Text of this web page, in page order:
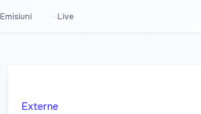
Emisiuni Live
Externe